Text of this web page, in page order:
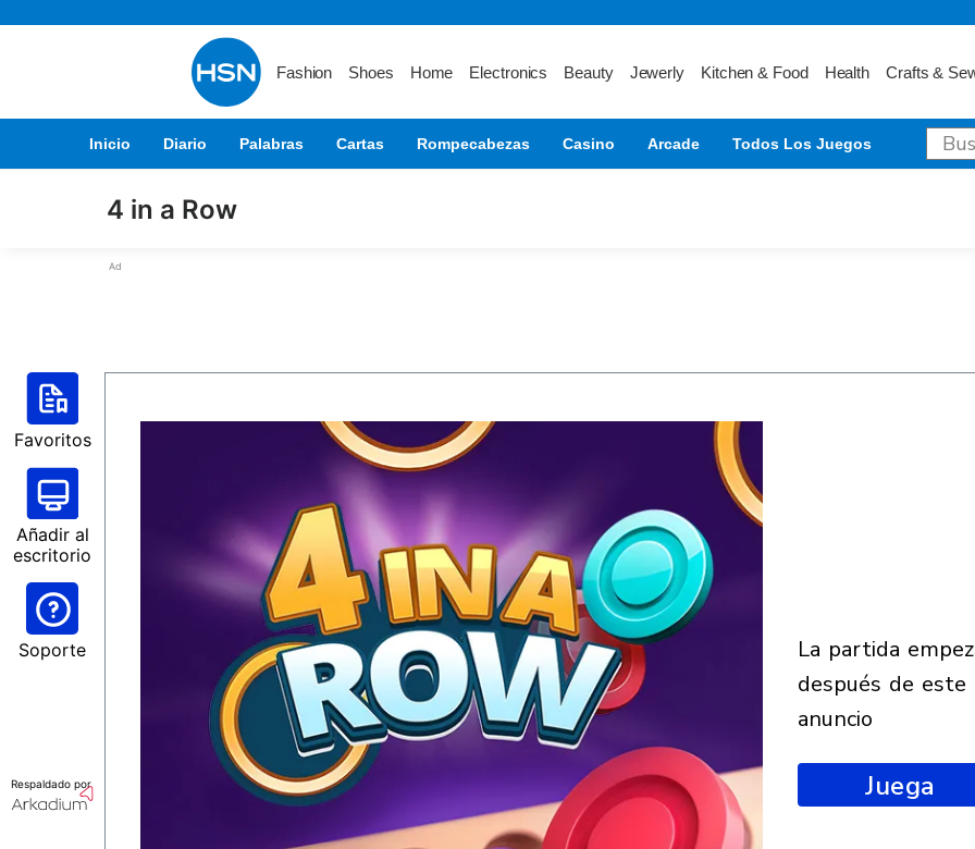
Fashion Shoes Home Electronics Beauty Jewerly Kitchen & Food Health Crafts &
Inicio Diario Palabras Cartas Rompecabezas Casino Arcade Todos Los Juegos
4 in a Row
Ad
Favoritos
Añadir al
escritorio
Soporte
Respaldado por
la partida empezará
después de este
anuncio
Juega